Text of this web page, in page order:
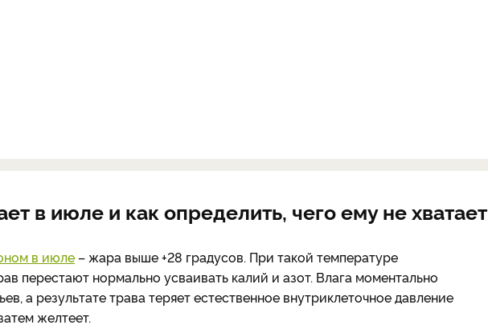
в июле и как определить, чего ему не хватает
в июле – жара выше +28 градусов. При такой температуре
перестают нормально усваивать калий и азот. Влага моментально
а результате трава теряет естественное внутриклеточное давление
желтеет.